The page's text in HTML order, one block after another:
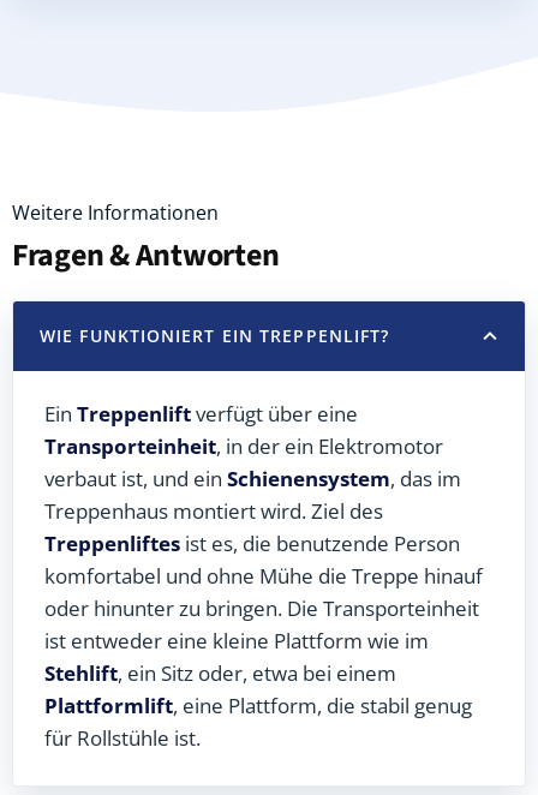
Weitere Informationen
Fragen & Antworten
WIE FUNKTIONIERT EIN TREPPENLIFT?
Ein Treppenliftverfügt über eine
Transporteinheit, in der ein Elektromotor
verbaut ist, und ein Schienensystem, das im
Treppenhaus montiert wird. Ziel des
Treppenliftes ist es, die benutzende Person
komfortabel und ohne Mühe die Treppe hinauf
oder hinunter zu bringen. Die Transporteinheit
ist entweder eine kleine Plattform wie im
Stehlift, ein Sitz oder, etwa bei einem
Plattformlift, eine Plattform, die stabil genug
für Rollstühle ist.